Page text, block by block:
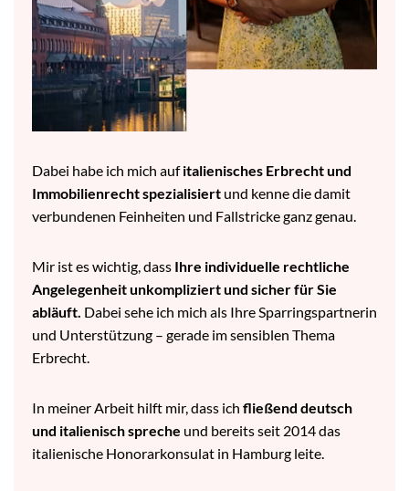
Dabei habe ich mich aufitalienisches Erbrecht und
Immobilienrecht spezialisiert und kenne die damit
verbundenen Feinheiten und Fallstricke ganz genau.
Mir ist es wichtig, dass Ihre individuelle rechtliche
Angelegenheit unkompliziert und sicher für Sie
abläuft. Dabei sehe ich mich als Ihre Sparringspartnerin
und Unterstützung – gerade im sensiblen Thema
Erbrecht.
In meiner Arbeit hilft mir, dass ich fließend deutsch
und italienisch spreche und bereits seit 2014 das
italienische Honorarkonsulat in Hamburg leite.